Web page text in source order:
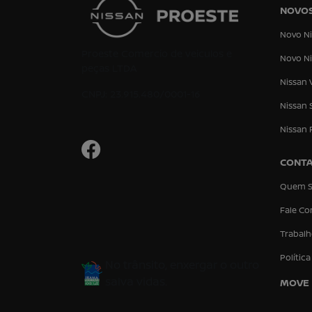
Novo
Novo
Nissan
Nissan
Nissan
Quem
Fale
MOVE